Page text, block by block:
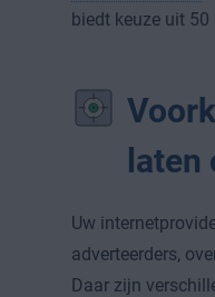
biedt keuze uit
Uw
adverteerders,
Daar zijn